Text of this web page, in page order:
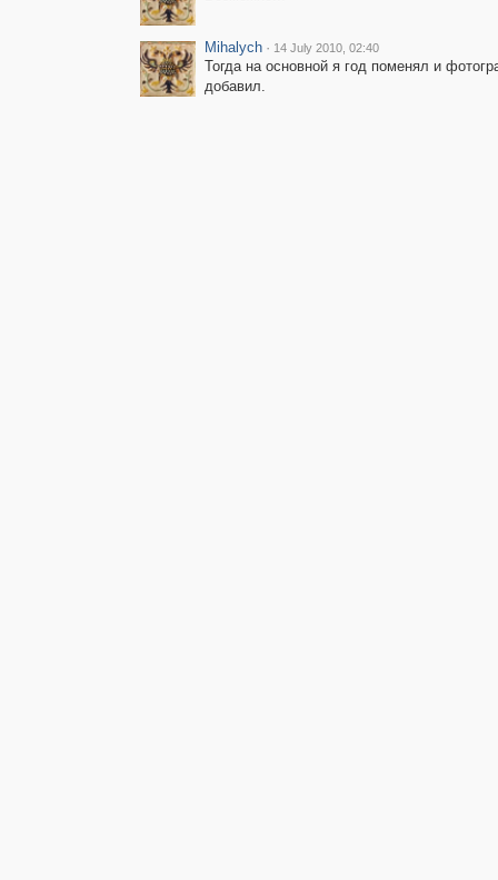
Mihalych · 14 July 2010, 02:40
Тогда на основной я год поменял и
добавил.